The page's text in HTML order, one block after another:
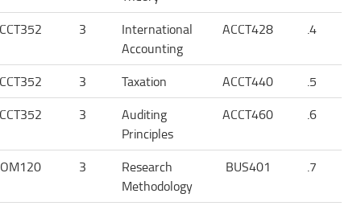
4.
ACCT428
International
Accounting
3
5.
ACCT440
Taxation
3
6.
ACCT460
Auditing
Principles
3
7.
BUS401
Research
Methodology
3